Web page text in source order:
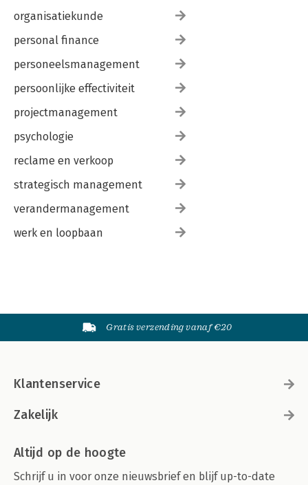
organisatiekunde
personal finance
personeelsmanagement
persoonlijke effectiviteit
projectmanagement
psychologie
reclame en verkoop
strategisch management
verandermanagement
werk en loopbaan
Gratis verzending vanaf €20
Klantenservice
Zakelijk
Altijd op de hoogte
Schrijf u in voor onze nieuwsbrief en blijf up-to-date